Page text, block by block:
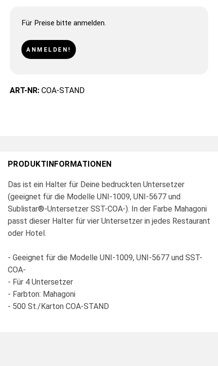
Für Preise bitte anmelden.
ANMELDEN!
ART-NR: COA-STAND
PRODUKTINFORMATIONEN
Das ist ein Halter für Deine bedruckten Untersetzer
(geeignet für die Modelle UNI-1009, UNI-5677 und
Sublistar®-Untersetzer SST-COA-). In der Farbe Mahagoni
passt dieser Halter für vier Untersetzer in jedes Restaurant
oder Hotel.
- Geeignet für die Modelle UNI-1009, UNI-5677 und SST-
COA-
- Für 4 Untersetzer
- Farbton: Mahagoni
- 500 St./Karton COA-STAND